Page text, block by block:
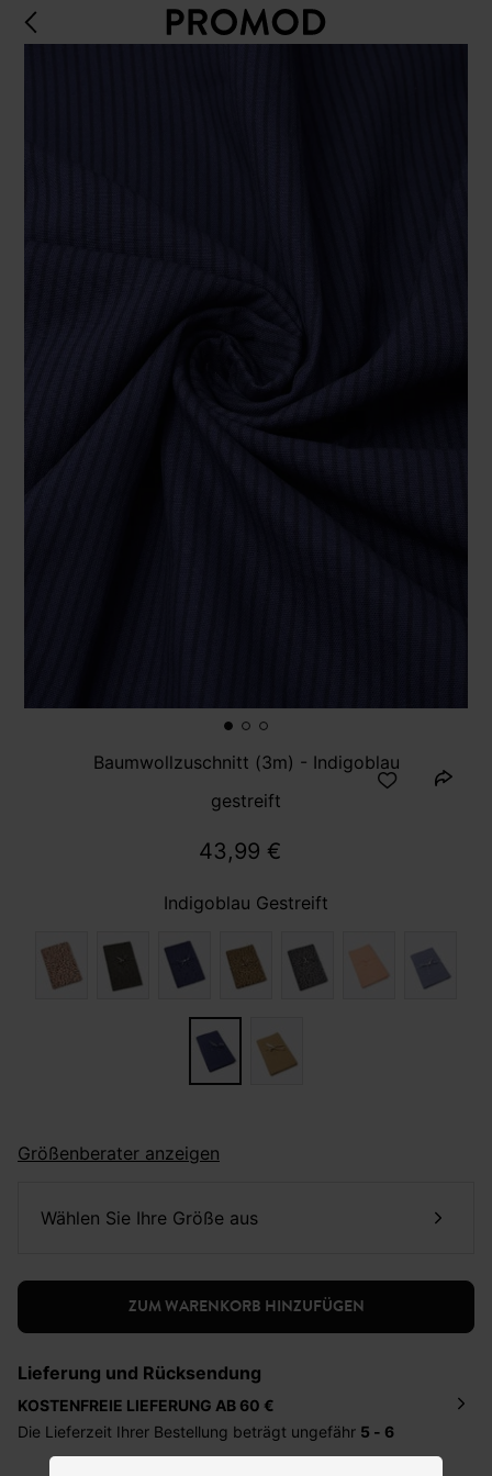
Baumwollzuschnitt (3m) - Indigoblau
gestreift
43,99 €
Indigoblau Gestreift
Größenberater anzeigen
Wählen Sie Ihre Größe aus
ZUM WARENKORB HINZUFÜGEN
Lieferung und Rücksendung
KOSTENFREIE LIEFERUNG AB 60 €
Die Lieferzeit Ihrer Bestellung beträgt ungefähr 5 - 6
Tage. Die Bestellung wird direkt an die von Ihnen